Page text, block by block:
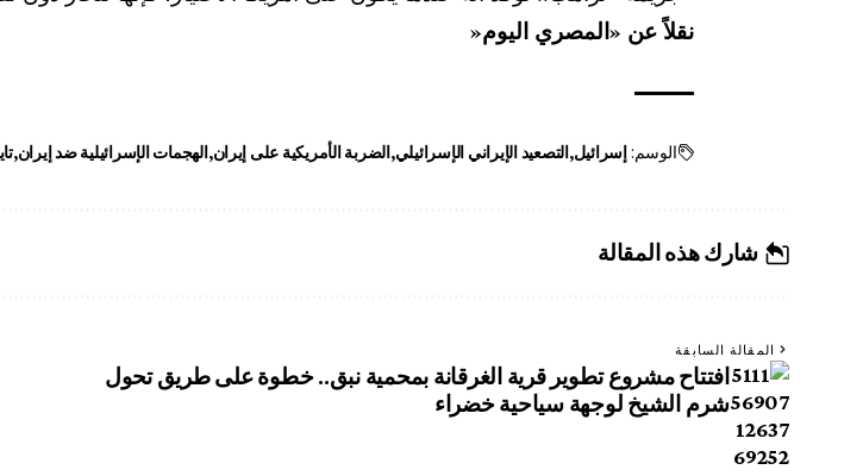
نقلاً عن «المصري اليوم«
الوسم:إسرائيل التصعيد الإيراني الإسرائيلي الضربة الأمريكية على إيران الهجمات الإسرائيلية ضد إيران
شارك هذه المقالة
المقالة السابقة
افتتاح مشروع تطوير قرية الغرقانة بمحمية نبق.. خطوة على طريق تحول
شرم الشيخ لوجهة سياحية خضراء